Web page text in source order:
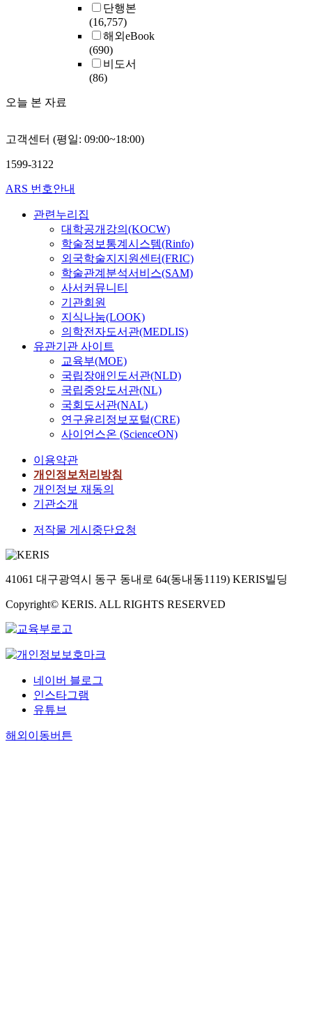
단행본
(16,757)
해외eBook
(690)
비도서
(86)
오늘 본 자료
고객센터 (평일: 09:00~18:00)
1599-3122
ARS 번호안내
관련누리집
대학공개강의(KOCW)
학술정보통계시스템(Rinfo)
외국학술지지원센터(FRIC)
학술관계분석서비스(SAM)
사서커뮤니티
기관회원
지식나눔(LOOK)
의학전자도서관(MEDLIS)
유관기관 사이트
교육부(MOE)
국립장애인도서관(NLD)
국립중앙도서관(NL)
국회도서관(NAL)
연구윤리정보포털(CRE)
사이언스온 (ScienceON)
이용약관
개인정보처리방침
개인정보 재동의
기관소개
저작물 게시중단요청
41061 대구광역시 동구 동내로 64(동내동1119) KERIS빌딩
Copyright© KERIS. ALL RIGHTS RESERVED
네이버 블로그
인스타그램
유튜브
해외이동버튼